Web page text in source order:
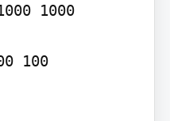
1000
100